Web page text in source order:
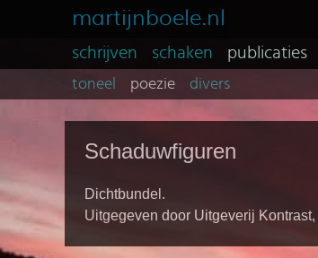
martijnboele.nl
schrijven schaken publicaties
toneel poezie divers
Schaduwfiguren
Dichtbundel.
Uitgegeven door Uitgeverij